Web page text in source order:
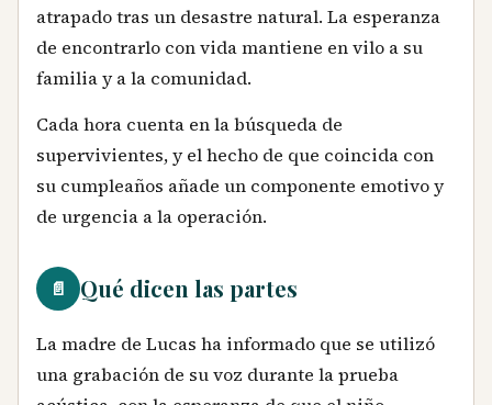
atrapado tras un desastre natural. La esperanza
de encontrarlo con vida mantiene en vilo a su
familia y a la comunidad.
Cada hora cuenta en la búsqueda de
supervivientes, y el hecho de que coincida con
su cumpleaños añade un componente emotivo y
de urgencia a la operación.
📄 Qué dicen las partes
La madre de Lucas ha informado que se utilizó
una grabación de su voz durante la prueba